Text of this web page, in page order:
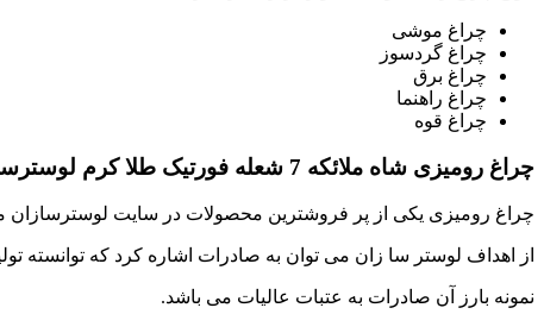
چراغ موشی
چراغ گردسوز
چراغ برق
چراغ راهنما
چراغ قوه
چراغ رومیزی شاه ملائکه 7 شعله فورتیک طلا کرم لوسترسازان از دسته محصولات تولیدی صنایع روشنایی لوستر سازان می باشد.
چراغ رومیزی یکی از پر فروشترین محصولات در سایت لوسترسازان
از اهداف لوستر سا زان می توان به صادرات اشاره کرد که توانسته
نمونه بارز آن صادرات به عتبات عالیات می باشد.